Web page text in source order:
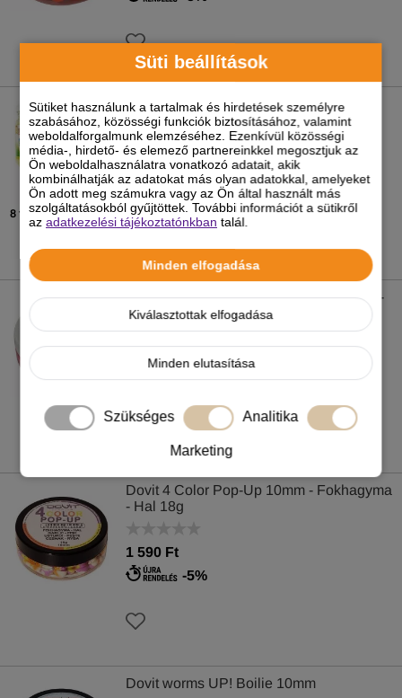
Süti beállítások
Sütiket használunk a tartalmak és hirdetések személyre
szabásához, közösségi funkciók biztosításához, valamint
weboldalforgalmunk elemzéséhez. Ezenkívül közösségi
média-, hirdető- és elemező partnereinkkel megosztjuk az
Ön weboldalhasználatra vonatkozó adatait, akik
kombinálhatják az adatokat más olyan adatokkal, amelyeket
Ön adott meg számukra vagy az Ön által használt más
szolgáltatásokból gyűjtöttek. További információt a sütikről
azadatkezelési tájékoztatónkban talál.
Minden elfogadása
Kiválasztottak elfogadása
Minden elutasítása
Szükséges Analitika
Marketing
8 féle kiszerelésben
Dovit Üveges Kukorica Lében
1 390Ft-tól
-5%
Dovit Pop-Up Neon Boilie 10mm - Eper -
Tűzőszúnyog 18g
1 490 Ft
-5%
Dovit 4 Color Pop-Up 10mm - Fokhagyma
- Hal 18g
1 590 Ft
-5%
Dovit worms UP! Boilie 10mm